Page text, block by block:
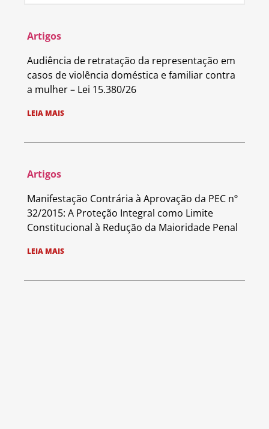
Artigos
Audiência de retratação da representação em
casos de violência doméstica e familiar contra
a mulher – Lei 15.380/26
LEIA MAIS
Artigos
Manifestação Contrária à Aprovação da PEC nº
32/2015: A Proteção Integral como Limite
Constitucional à Redução da Maioridade Penal
LEIA MAIS